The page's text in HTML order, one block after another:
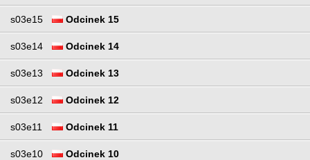
s03e15 Odcinek 15
s03e14 Odcinek 14
s03e13 Odcinek 13
s03e12 Odcinek 12
s03e11 Odcinek 11
s03e10 Odcinek 10